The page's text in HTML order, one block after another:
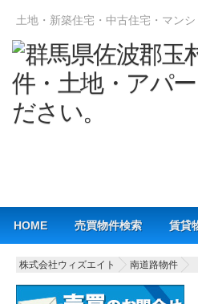
土地・新築住宅・中古住宅・マン
HOME 売買物件検索 賃貸
株式会社ウィズエイト 南道路物件